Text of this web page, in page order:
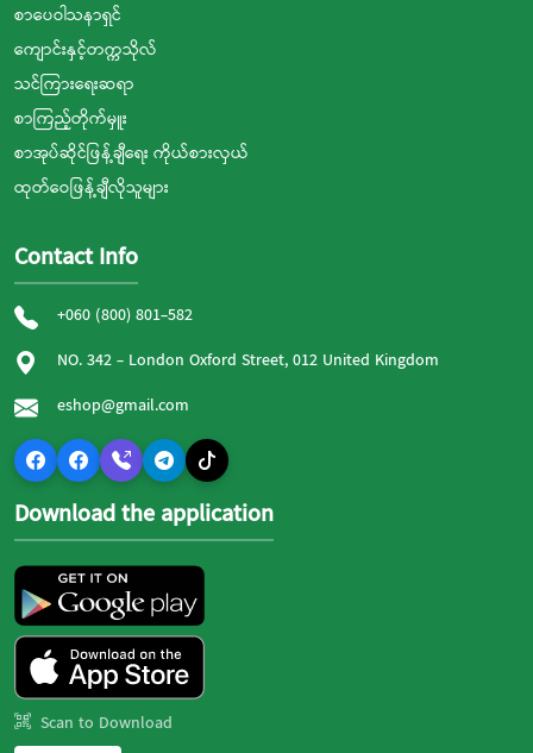
စာပေဝါသနာရှင်
ကျောင်းနှင့်တက္ကသိုလ်
သင်ကြားရေးဆရာ
စာကြည့်တိုက်မှူး
စာအုပ်ဆိုင်ဖြန့်ချီရေး ကိုယ်စားလှယ်
ထုတ်ဝေဖြန့်ချီလိုသူများ
Contact Info
+060 (800) 801-582
NO. 342 - London Oxford Street, 012 United Kingdom
eshop@gmail.com
Download the application
Scan to Download